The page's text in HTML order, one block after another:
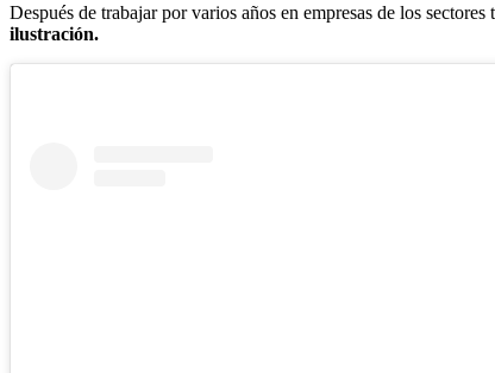
Después de trabajar por varios años en empresas de los
ilustración.